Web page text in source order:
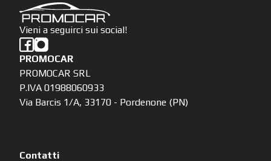
Vieni a seguirci sui social!
PROMOCAR
PROMOCAR SRL
P.IVA 01988060933
Via Barcis 1/A, 33170 - Pordenone (PN)
Contatti